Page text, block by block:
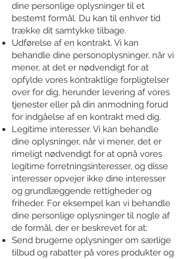
dine personlige oplysninger til et
bestemt formål. Du kan til enhver tid
trække dit samtykke tilbage.
Udførelse af en kontrakt. Vi kan
behandle dine personoplysninger, når vi
mener, at det er nødvendigt for at
opfylde vores kontraktlige forpligtelser
over for dig, herunder levering af vores
tjenester eller på din anmodning forud
for indgåelse af en kontrakt med dig.
Legitime interesser. Vi kan behandle
dine oplysninger, når vi mener, det er
rimeligt nødvendigt for at opnå vores
legitime forretningsinteresser, og disse
interesser opvejer ikke dine interesser
og grundlæggende rettigheder og
friheder. For eksempel kan vi behandle
dine personlige oplysninger til nogle af
de formål, der er beskrevet for at:
Send brugerne oplysninger om særlige
tilbud og rabatter på vores produkter og